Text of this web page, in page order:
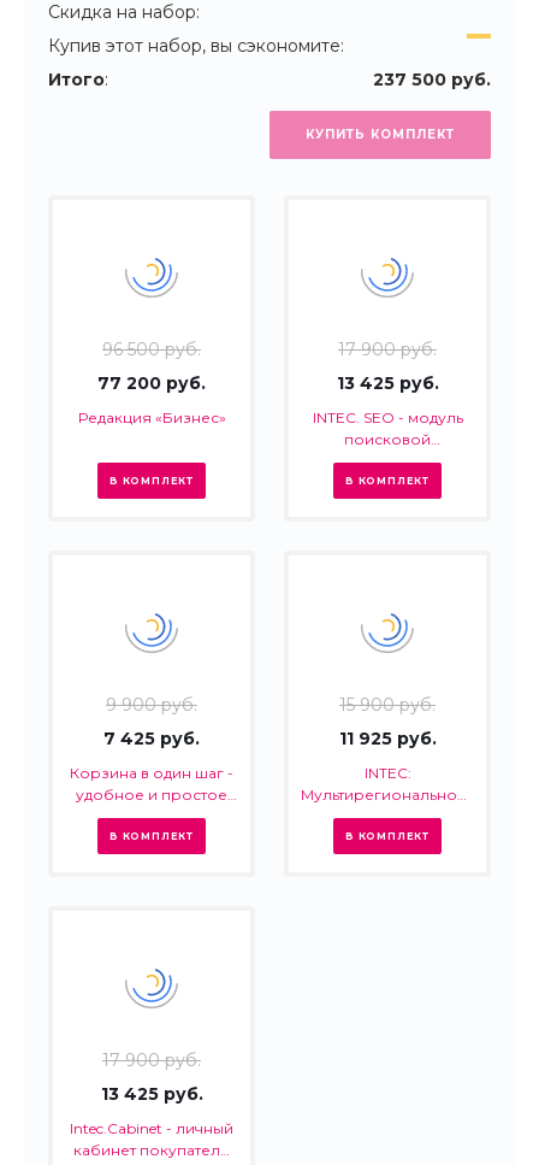
Скидка на набор:
Купив этот набор, вы сэкономите:
Итого: 237 500 руб.
КУПИТЬ КОМПЛЕКТ
96 500 руб.
77 200 руб.
Редакция «Бизнес»
В КОМПЛЕКТ
17 900 руб.
13 425 руб.
INTEC. SEO - модуль
поисковой
оптимизации: seo -
фильтр, генерация
сео - текстов, H1, мета-
В КОМПЛЕКТ
9 900 руб.
7 425 руб.
Корзина в один шаг -
удобное и простое
оформление заказа в
интернет-магазине
В КОМПЛЕКТ
15 900 руб.
11 925 руб.
INTEC:
Мультирегиональность
- региональная сеть
вашего сайта с
продвижением в
В КОМПЛЕКТ
17 900 руб.
13 425 руб.
Intec.Cabinet - личный
кабинет покупателя